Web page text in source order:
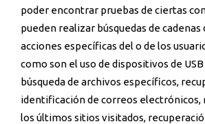
poder encontrar pruebas de ciertas
pueden realizar búsquedas de cadenas
acciones específicas del o de los
como son el uso de dispositivos de
búsqueda de archivos específicos,
identificación de correos electrónicos,
los últimos sitios visitados,